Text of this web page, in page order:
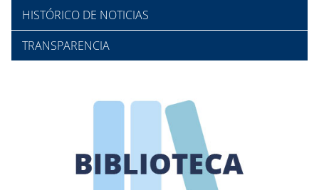
HISTÓRICO DE NOTICIAS
TRANSPARENCIA